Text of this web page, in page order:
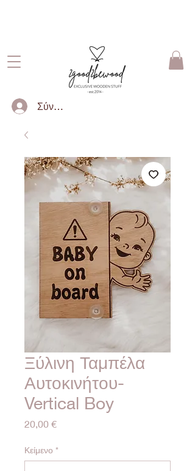
Σύνδεση
Ξύλινη Ταμπέλα
Αυτοκινήτου-
Vertical Boy
20,00 €Τιμή
Κείμενο *